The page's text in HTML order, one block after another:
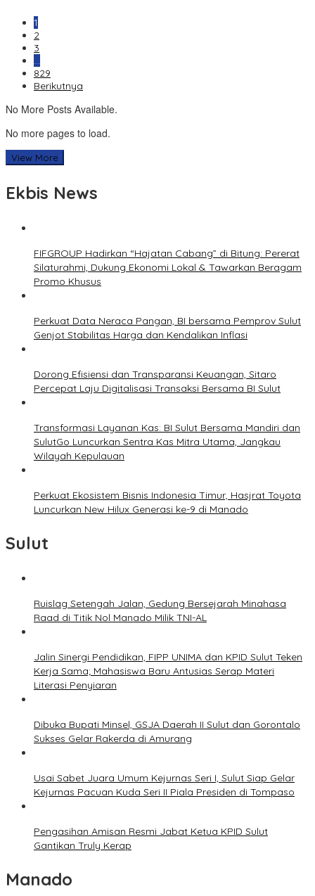
1
2
3
…
829
Berikutnya
No More Posts Available.
No more pages to load.
View More
Ekbis News
FIFGROUP Hadirkan “Hajatan Cabang” di Bitung: Pererat
Silaturahmi, Dukung Ekonomi Lokal & Tawarkan Beragam
Promo Khusus
Perkuat Data Neraca Pangan, BI bersama Pemprov Sulut
Genjot Stabilitas Harga dan Kendalikan Inflasi
Dorong Efisiensi dan Transparansi Keuangan, Sitaro
Percepat Laju Digitalisasi Transaksi Bersama BI Sulut
Transformasi Layanan Kas: BI Sulut Bersama Mandiri dan
SulutGo Luncurkan Sentra Kas Mitra Utama, Jangkau
Wilayah Kepulauan
Perkuat Ekosistem Bisnis Indonesia Timur, Hasjrat Toyota
Luncurkan New Hilux Generasi ke-9 di Manado
Sulut
Ruislag Setengah Jalan, Gedung Bersejarah Minahasa
Raad di Titik Nol Manado Milik TNI-AL
Jalin Sinergi Pendidikan, FIPP UNIMA dan KPID Sulut Teken
Kerja Sama; Mahasiswa Baru Antusias Serap Materi
Literasi Penyiaran
Dibuka Bupati Minsel, GSJA Daerah II Sulut dan Gorontalo
Sukses Gelar Rakerda di Amurang
Usai Sabet Juara Umum Kejurnas Seri I, Sulut Siap Gelar
Kejurnas Pacuan Kuda Seri II Piala Presiden di Tompaso
Pengasihan Amisan Resmi Jabat Ketua KPID Sulut
Gantikan Truly Kerap
Manado